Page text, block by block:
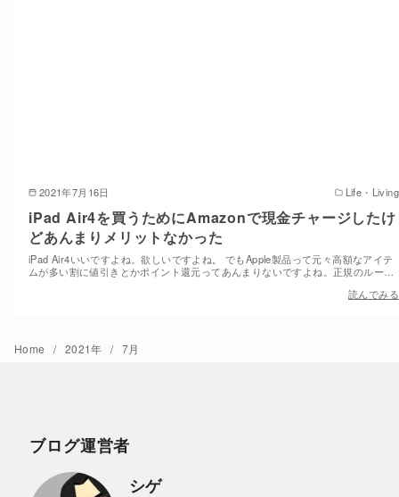
2021年7月16日 Life・Living
iPad Air4を買うためにAmazonで現金チャージしたけ
どあんまりメリットなかった
iPad Air4いいですよね。欲しいですよね。 でもApple製品って元々高額なアイテ
ムが多い割に値引きとかポイント還元ってあんまりないですよね。正規のルー…
読んでみる
Home 2021年 7月
ブログ運営者
シゲ